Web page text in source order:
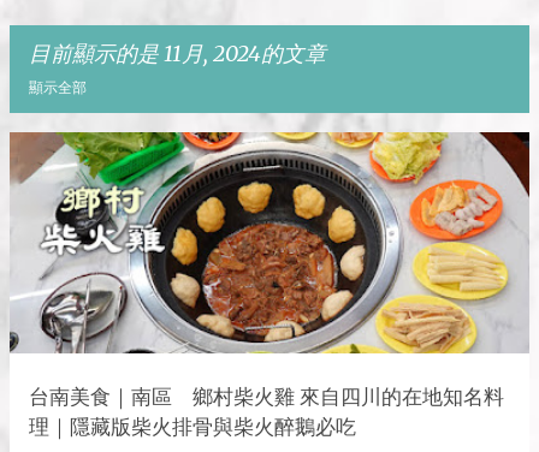
目前顯示的是 11月, 2024的文章
顯示全部
發
文
章
台南美食｜南區 鄉村柴火雞 來自四川的在地知名料
理｜隱藏版柴火排骨與柴火醉鵝必吃